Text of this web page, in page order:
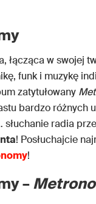
łącząca w swojej
funk i muzykę
zatytułowany
bardzo różnych
słuchanie radia
! Posłuchajcie
!
–